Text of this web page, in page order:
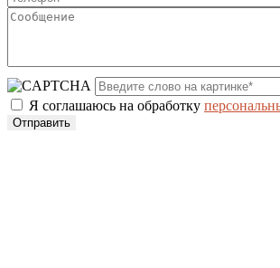
Я соглашаюсь на обработку